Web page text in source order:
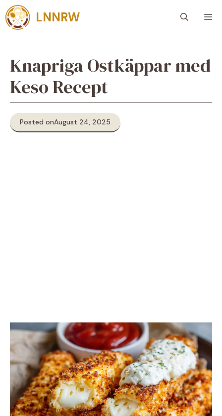
Skip
to
content
LNNRW
Knapriga Ostkäppar med
Keso Recept
Posted onAugust 24, 2025